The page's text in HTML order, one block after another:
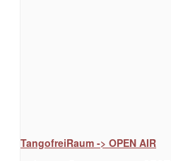
TangofreiRaum -> OPEN AIR